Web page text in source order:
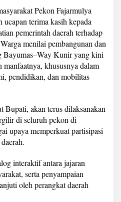
Pekon Fajarmulya
ucapan terima kasih kepada
pemerintah daerah terhadap
menilai pembangunan dan
Bayumas–Way Kunir yang kini
manfaatnya, khususnya dalam
pendidikan, dan mobilitas
Bupati, akan terus dilaksanakan
di seluruh pekon di
upaya memperkuat partisipasi
interaktif antara jajaran
serta penyampaian
oleh perangkat daerah